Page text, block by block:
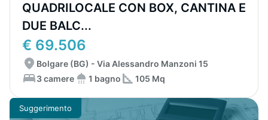
QUADRILOCALE CON BOX, CANTINA E
DUE BALC...
€ 69.506
Bolgare (BG) - Via Alessandro Manzoni 15
3 camere
1 bagno 105 Mq
Suggerimento